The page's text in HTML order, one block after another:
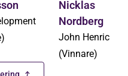
Nicklas
Nordberg
John Henric
(Vinnare)